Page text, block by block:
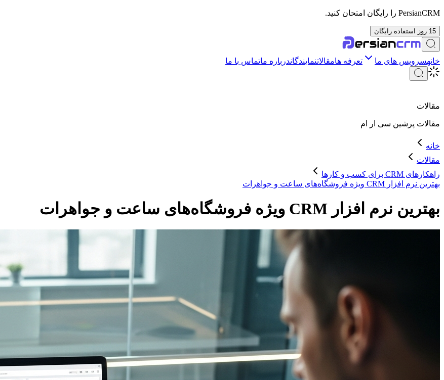
PersianCRM را رایگان امتحان کنید.
15 روز استفاده رایگان
خانهسرویس های ما تعرفه هامقالاتنمایندگاندرباره ماتماس با ما
مقالات
مقالات پرشین سی ار ام
خانه
مقالات
راهکارهای CRM برای کسب و کارها
بهترین نرم افزار CRM ویژه فروشگاه‌های ساعت و جواهرات
بهترین نرم افزار CRM ویژه فروشگاه‌های ساعت و جواهرات